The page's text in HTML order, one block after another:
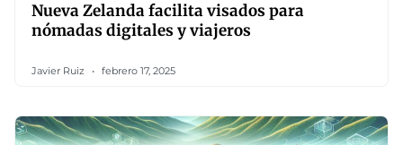
Nueva Zelanda facilita visados para
nómadas digitales y viajeros
Javier Ruiz febrero 17, 2025